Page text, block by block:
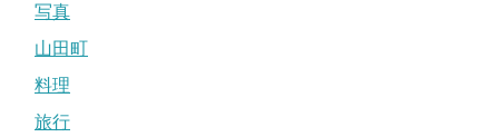
写真
山田町
料理
旅行